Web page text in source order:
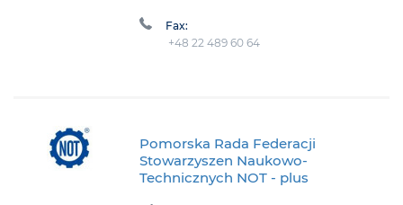
Fax:
+48 22 489 60 64
Pomorska Rada Federacji
Stowarzyszen Naukowo-
Technicznych NOT - plus